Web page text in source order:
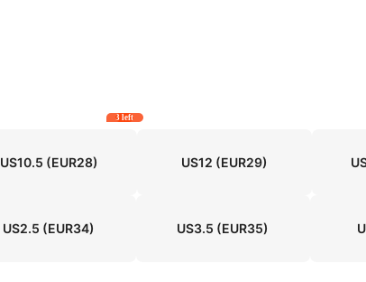
US10.5 (EUR28)
3 left
US12 (EUR29)
US2.5 (EUR34) US3.5 (EUR35)